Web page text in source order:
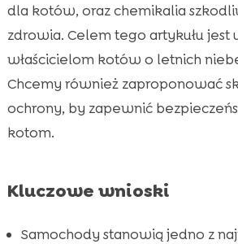
 Zabezpieczanie kota przed
zagrożeniami
 Kot lato substancje
przypadki
Znaki ostrzegawcze zatrucia
Dlaczego odpowiednia dieta
Korzyści z Jasper suchego
Purrfect Life żwirek dla kota
dla kotów, oraz chemikalia
zdrowia. Celem tego artykułu jest
właścicielom kotów o letnich
Chcemy również zaproponować
ochrony, by zapewnić
kotom.
Kluczowe wnioski
Samochody stanowią jedno z